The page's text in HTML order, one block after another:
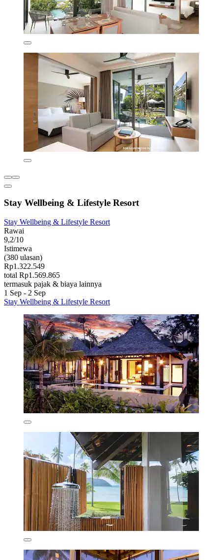
Stay Wellbeing & Lifestyle Resort
Stay Wellbeing & Lifestyle Resort
Rawai
9,2/10
Istimewa
(380 ulasan)
Rp1.322.549
total Rp1.569.865
termasuk pajak & biaya lainnya
1 Sep - 2 Sep
Stay Wellbeing & Lifestyle Resort